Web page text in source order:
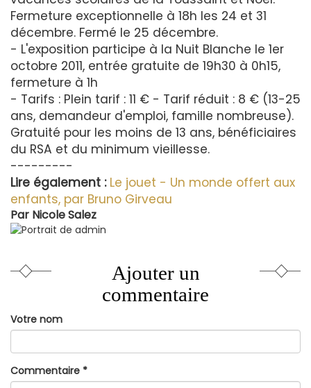
Fermeture exceptionnelle à 18h les 24 et 31
décembre. Fermé le 25 décembre.
- L'exposition participe à la Nuit Blanche le 1er
octobre 2011, entrée gratuite de 19h30 à 0h15,
fermeture à 1h
- Tarifs : Plein tarif : 11 € - Tarif réduit : 8 € (13-25
ans, demandeur d'emploi, famille nombreuse).
Gratuité pour les moins de 13 ans, bénéficiaires
du RSA et du minimum vieillesse.
---------
Lire également : Le jouet - Un monde offert aux
enfants, par Bruno Girveau
Par Nicole Salez
Ajouter un
commentaire
Votre nom
Commentaire *